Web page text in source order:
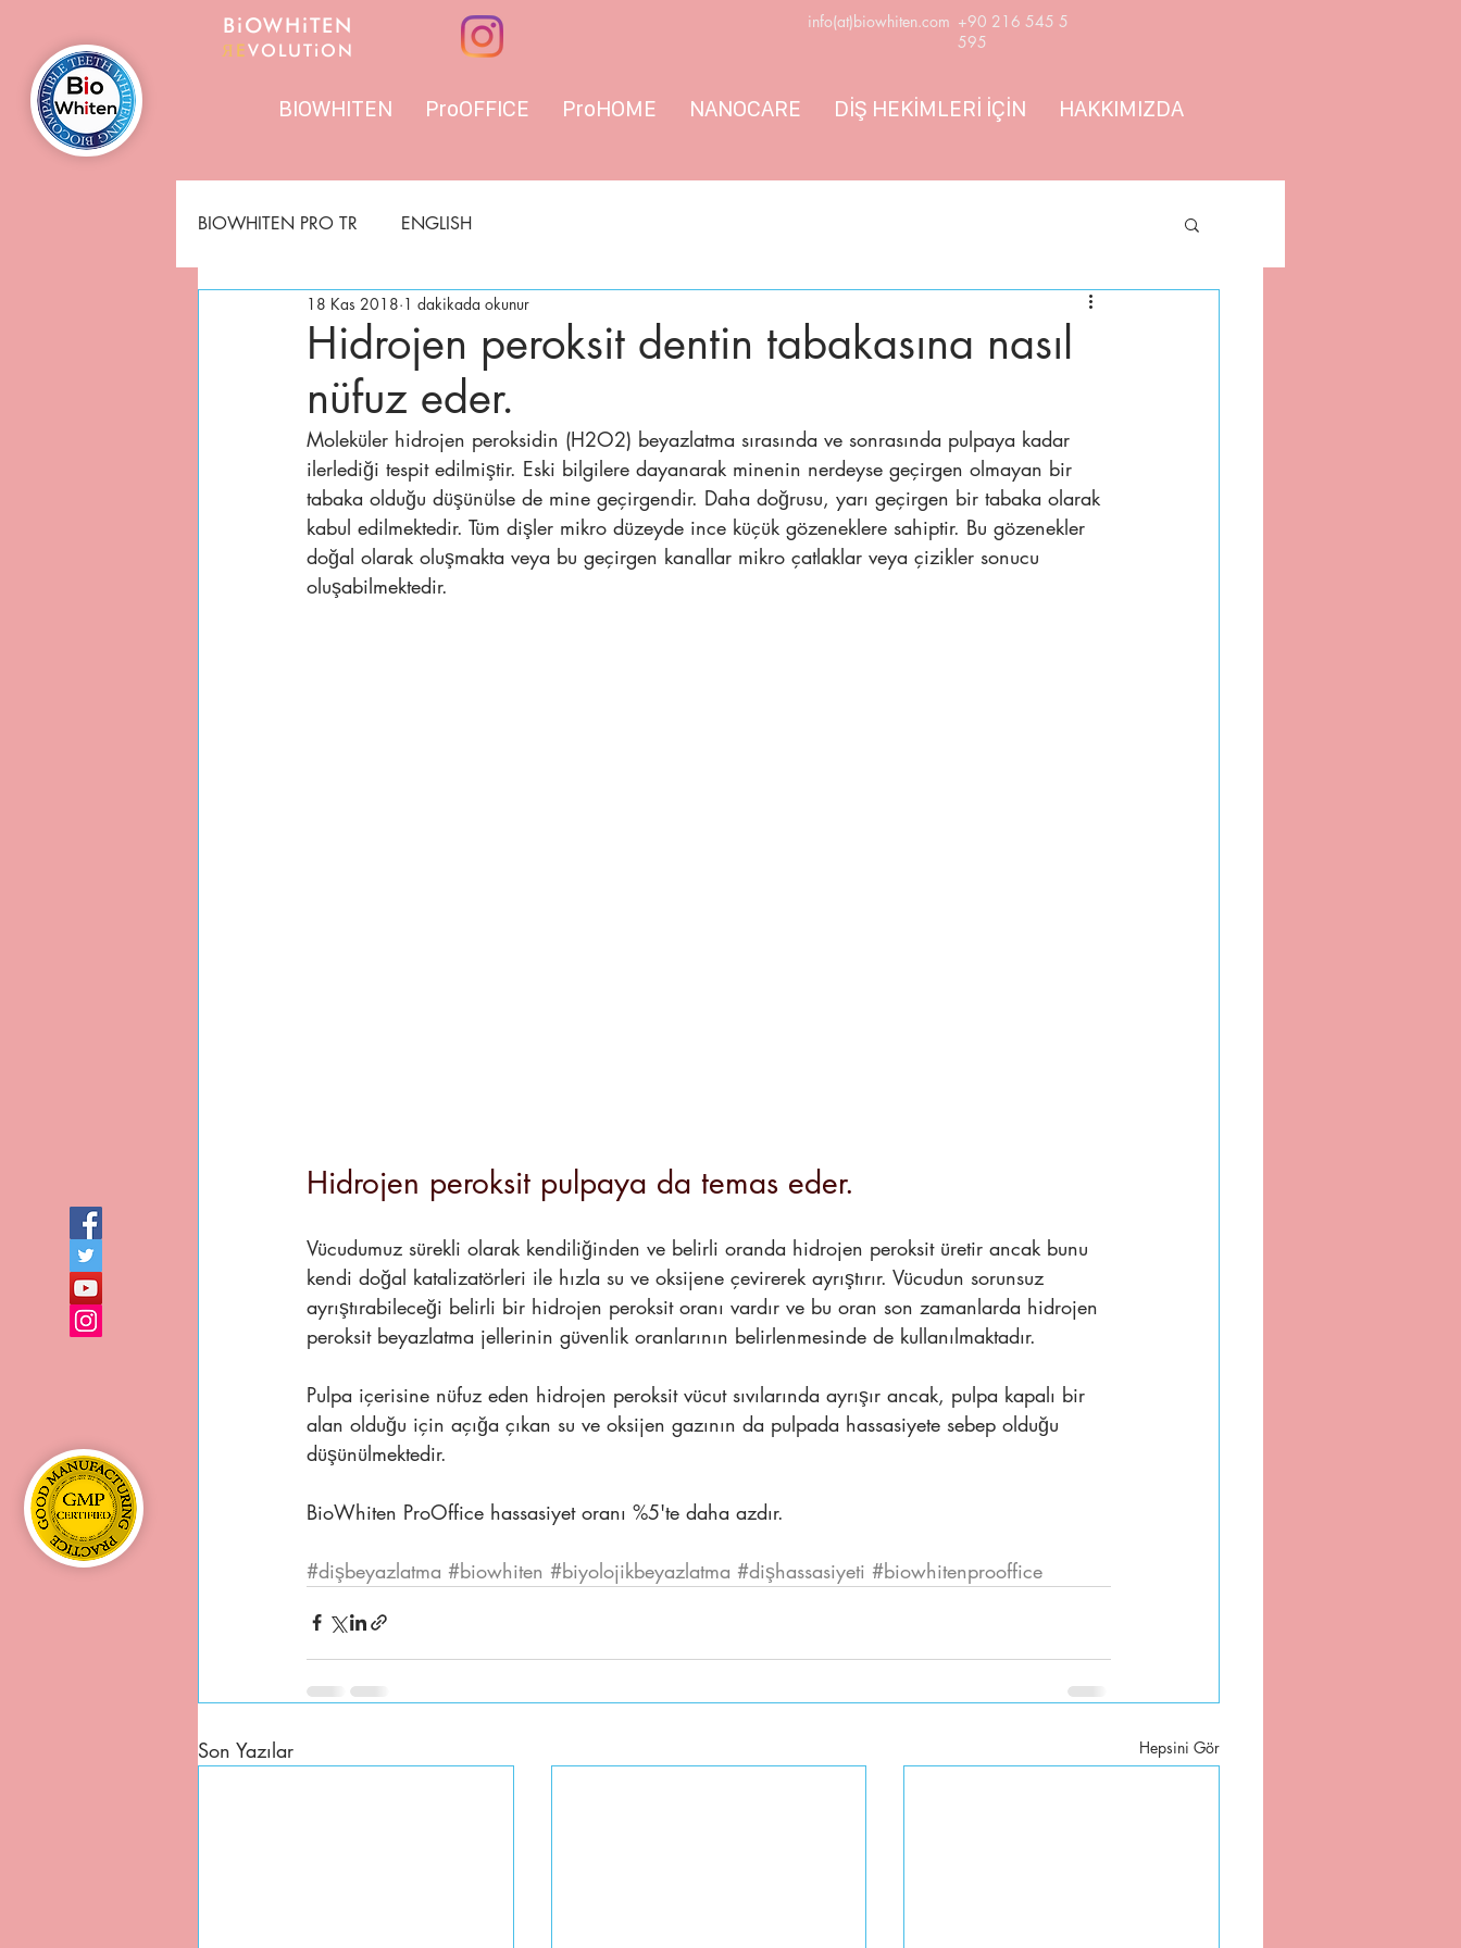
BiOWHiTEN
ЯEVOLUTiON
info(at)biowhiten.com +90 216 545 5
595
BIOWHITEN ProOFFICE ProHOME NANOCARE DİŞ HEKİMLERİ İÇİN HAKKIMIZDA
BIOWHITEN PRO TR ENGLISH
Hidrojen peroksit dentin tabakasına nasıl
nüfuz eder.
18 Kas 2018 1 dakikada okunur
Moleküler hidrojen peroksidin (H2O2) beyazlatma sırasında ve sonrasında pulpaya kadar
ilerlediği tespit edilmiştir. Eski bilgilere dayanarak minenin nerdeyse geçirgen olmayan bir
tabaka olduğu düşünülse de mine geçirgendir. Daha doğrusu, yarı geçirgen bir tabaka olarak
kabul edilmektedir. Tüm dişler mikro düzeyde ince küçük gözeneklere sahiptir. Bu gözenekler
doğal olarak oluşmakta veya bu geçirgen kanallar mikro çatlaklar veya çizikler sonucu
oluşabilmektedir.
Hidrojen peroksit pulpaya da temas eder.
Vücudumuz sürekli olarak kendiliğinden ve belirli oranda hidrojen peroksit üretir ancak bunu
kendi doğal katalizatörleri ile hızla su ve oksijene çevirerek ayrıştırır. Vücudun sorunsuz
ayrıştırabileceği belirli bir hidrojen peroksit oranı vardır ve bu oran son zamanlarda hidrojen
peroksit beyazlatma jellerinin güvenlik oranlarının belirlenmesinde de kullanılmaktadır.
Pulpa içerisine nüfuz eden hidrojen peroksit vücut sıvılarında ayrışır ancak, pulpa kapalı bir
alan olduğu için açığa çıkan su ve oksijen gazının da pulpada hassasiyete sebep olduğu
düşünülmektedir.
BioWhiten ProOffice hassasiyet oranı %5'te daha azdır.
#dişbeyazlatma #biowhiten #biyolojikbeyazlatma #dişhassasiyeti #biowhitenprooffice
Son Yazılar Hepsini Gör